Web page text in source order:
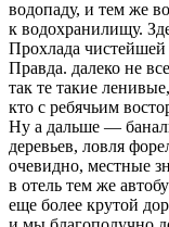
водопаду, и тем же
к водохранилищу.
Прохлада чистейшей
Правда. далеко не
так те такие
кто с ребячьим
Ну а дальше —
деревьев, ловля
очевидно, местные
в отель тем же
еще более крутой